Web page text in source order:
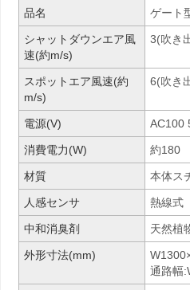
品名 ゲート
シャットダウンエア風
速(約m/s)
3(吹き
スポットエア風速(約
m/s)
6(吹き
電源(V) AC100
消費電力(W) 約180
材質 本体ス
人感センサ 熱線式
中和消臭剤 天然植
外形寸法(mm)
通路幅